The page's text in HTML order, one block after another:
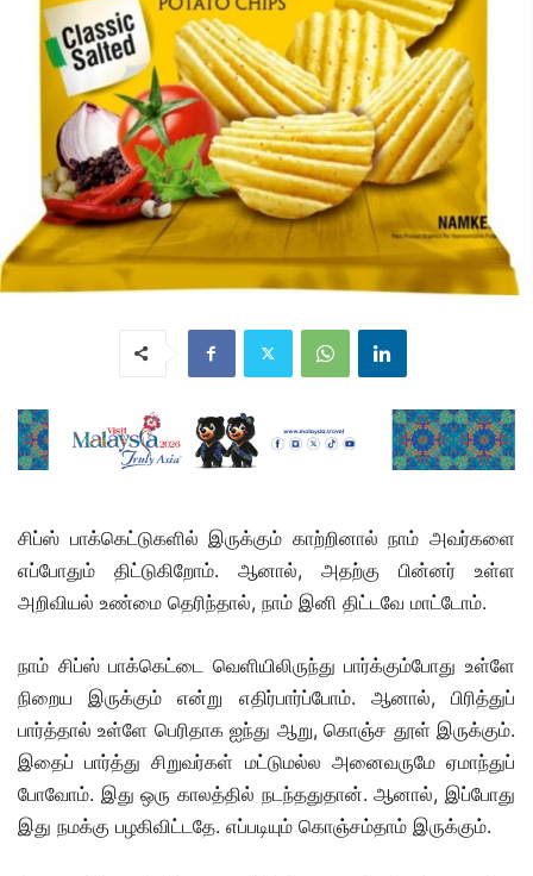
சிப்ஸ் பாக்கெட்டுகளில் இருக்கும் காற்றினால் நாம் அவர்களை
எப்போதும் திட்டுகிறோம். ஆனால், அதற்கு பின்னர் உள்ள
அறிவியல் உண்மை தெரிந்தால், நாம் இனி திட்டவே மாட்டோம்.
நாம் சிப்ஸ் பாக்கெட்டை வெளியிலிருந்து பார்க்கும்போது உள்ளே
நிறைய இருக்கும் என்று எதிர்பார்ப்போம். ஆனால், பிரித்துப்
பார்த்தால் உள்ளே பெரிதாக ஐந்து ஆறு, கொஞ்ச தூள் இருக்கும்.
இதைப் பார்த்து சிறுவர்கள் மட்டுமல்ல அனைவருமே ஏமாந்துப்
போவோம். இது ஒரு காலத்தில் நடந்ததுதான். ஆனால், இப்போது
இது நமக்கு பழகிவிட்டதே. எப்படியும் கொஞ்சம்தாம் இருக்கும்.